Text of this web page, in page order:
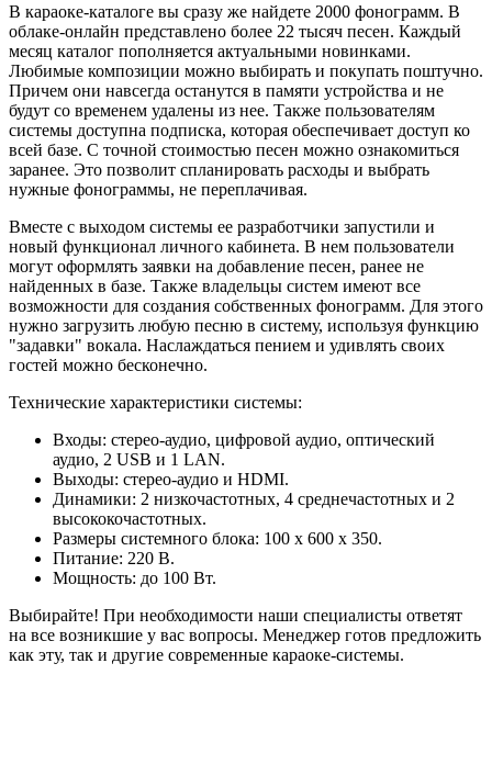
В караоке-каталоге вы сразу же найдете 2000 фонограмм. В
облаке-онлайн представлено более 22 тысяч песен. Каждый
месяц каталог пополняется актуальными новинками.
Любимые композиции можно выбирать и покупать поштучно.
Причем они навсегда останутся в памяти устройства и не
будут со временем удалены из нее. Также пользователям
системы доступна подписка, которая обеспечивает доступ ко
всей базе. С точной стоимостью песен можно ознакомиться
заранее. Это позволит спланировать расходы и выбрать
нужные фонограммы, не переплачивая.
Вместе с выходом системы ее разработчики запустили и
новый функционал личного кабинета. В нем пользователи
могут оформлять заявки на добавление песен, ранее не
найденных в базе. Также владельцы систем имеют все
возможности для создания собственных фонограмм. Для этого
нужно загрузить любую песню в систему, используя функцию
"задавки" вокала. Наслаждаться пением и удивлять своих
гостей можно бесконечно.
Технические характеристики системы:
Входы: стерео-аудио, цифровой аудио, оптический
аудио, 2 USB и 1 LAN.
Выходы: стерео-аудио и HDMI.
Динамики: 2 низкочастотных, 4 среднечастотных и 2
высококочастотных.
Размеры системного блока: 100 x 600 x 350.
Питание: 220 В.
Мощность: до 100 Вт.
Выбирайте! При необходимости наши специалисты ответят
на все возникшие у вас вопросы. Менеджер готов предложить
как эту, так и другие современные караоке-системы.